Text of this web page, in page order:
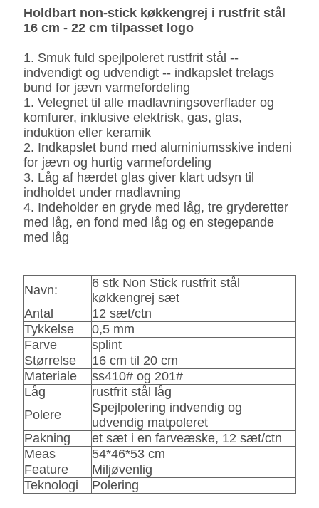
Holdbart non-stick køkkengrej i rustfrit stål
16 cm - 22 cm tilpasset logo
1. Smuk fuld spejlpoleret rustfrit stål --
indvendigt og udvendigt -- indkapslet trelags
bund for jævn varmefordeling
1. Velegnet til alle madlavningsoverflader og
komfurer, inklusive elektrisk, gas, glas,
induktion eller keramik
2. Indkapslet bund med aluminiumsskive indeni
for jævn og hurtig varmefordeling
3. Låg af hærdet glas giver klart udsyn til
indholdet under madlavning
4. Indeholder en gryde med låg, tre gryderetter
med låg, en fond med låg og en stegepande
med låg
Navn:
6 stk Non Stick rustfrit stål
køkkengrej sæt
Antal
12 sæt/ctn
Tykkelse
0,5 mm
Farve
splint
Størrelse
16 cm til 20 cm
Materiale
ss410# og 201#
Låg
rustfrit stål låg
Polere
Spejlpolering indvendig og
udvendig matpoleret
Pakning
et sæt i en farveæske, 12 sæt/ctn
Meas
54*46*53 cm
Feature
Miljøvenlig
Teknologi
Polering